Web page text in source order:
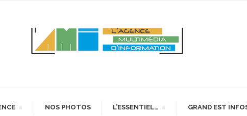
NOS PHOTOS L’ESSENTIEL… GRAND EST